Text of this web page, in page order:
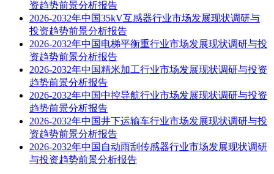
资趋势前景分析报告
2026-2032年中国35kV互感器行业市场发展现状调研与
投资趋势前景分析报告
2026-2032年中国电梯平衡重行业市场发展现状调研与投
资趋势前景分析报告
2026-2032年中国精米加工行业市场发展现状调研与投资
趋势前景分析报告
2026-2032年中国中控导航行业市场发展现状调研与投资
趋势前景分析报告
2026-2032年中国井下运输车行业市场发展现状调研与投
资趋势前景分析报告
2026-2032年中国自动雨刮传感器行业市场发展现状调研
与投资趋势前景分析报告